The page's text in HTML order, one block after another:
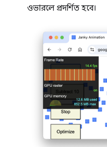
ওভারলে প্রদর্শিত হবে।